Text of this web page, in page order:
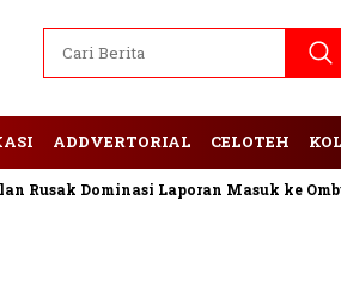
ADDVERTORIAL CELOTEH
Dominasi Laporan Masuk ke